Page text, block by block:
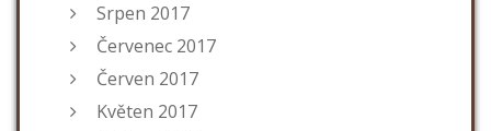
Srpen 2017
Červenec 2017
Červen 2017
Květen 2017